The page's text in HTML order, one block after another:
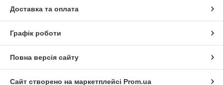
Доставка та оплата
Графік роботи
Повна версія сайту
Сайт створено на маркетплейсі Prom.ua